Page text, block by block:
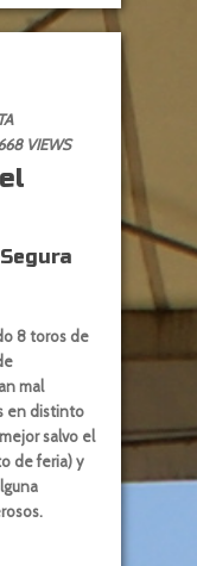
VIEWS
8 toros de
mal
en distinto
salvo el
de feria) y